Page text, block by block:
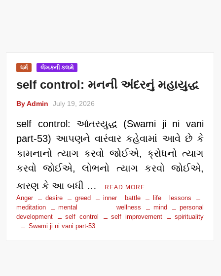
ધર્મ લેખકની કલમે
self control: મનની અંદરનું મહાયુદ્ધ
By Admin July 19, 2026
self control: આંતરયુદ્ધ (Swami ji ni vani
part-53) આપણને વારંવાર કહેવામાં આવે છે કે
કામનાનો ત્યાગ કરવો જોઈએ, ક્રોધનો ત્યાગ
કરવો જોઈએ, લોભનો ત્યાગ કરવો જોઈએ,
કારણ કે આ બધી …
READ MORE
Anger desire greed inner battle
life lessons
meditation
mental wellness mind
personal
development
self control self improvement
spirituality
Swami ji ni vani part-53